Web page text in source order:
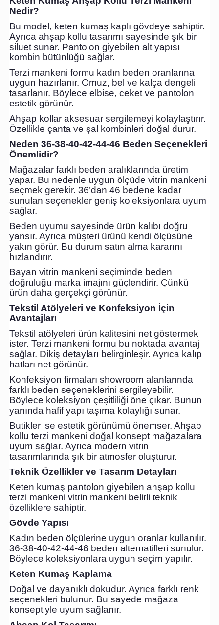
Nedir?
Bu model, keten kumaş kaplı gövdeye sahiptir.
Ayrıca ahşap kollu tasarımı sayesinde şık bir
siluet sunar. Pantolon giyebilen alt yapısı
kombin bütünlüğü sağlar.
Terzi mankeni formu kadın beden oranlarına
uygun hazırlanır. Omuz, bel ve kalça dengeli
tasarlanır. Böylece elbise, ceket ve pantolon
estetik görünür.
Ahşap kollar aksesuar sergilemeyi kolaylaştırır.
Özellikle çanta ve şal kombinleri doğal durur.
Neden 36-38-40-42-44-46 Beden Seçenekleri
Önemlidir?
Mağazalar farklı beden aralıklarında üretim
yapar. Bu nedenle uygun ölçüde vitrin mankeni
seçmek gerekir. 36’dan 46 bedene kadar
sunulan seçenekler geniş koleksiyonlara uyum
sağlar.
Beden uyumu sayesinde ürün kalıbı doğru
yansır. Ayrıca müşteri ürünü kendi ölçüsüne
yakın görür. Bu durum satın alma kararını
hızlandırır.
Bayan vitrin mankeni seçiminde beden
doğruluğu marka imajını güçlendirir. Çünkü
ürün daha gerçekçi görünür.
Tekstil Atölyeleri ve Konfeksiyon İçin
Avantajları
Tekstil atölyeleri ürün kalitesini net göstermek
ister. Terzi mankeni formu bu noktada avantaj
sağlar. Dikiş detayları belirginleşir. Ayrıca kalıp
hatları net görünür.
Konfeksiyon firmaları showroom alanlarında
farklı beden seçeneklerini sergileyebilir.
Böylece koleksiyon çeşitliliği öne çıkar. Bunun
yanında hafif yapı taşıma kolaylığı sunar.
Butikler ise estetik görünümü önemser. Ahşap
kollu terzi mankeni doğal konsept mağazalara
uyum sağlar. Ayrıca modern vitrin
tasarımlarında şık bir atmosfer oluşturur.
Teknik Özellikler ve Tasarım Detayları
Keten kumaş pantolon giyebilen ahşap kollu
terzi mankeni vitrin mankeni belirli teknik
özelliklere sahiptir.
Gövde Yapısı
Kadın beden ölçülerine uygun oranlar kullanılır.
36-38-40-42-44-46 beden alternatifleri sunulur.
Böylece koleksiyonlara uygun seçim yapılır.
Keten Kumaş Kaplama
Doğal ve dayanıklı dokudur. Ayrıca farklı renk
seçenekleri bulunur. Bu sayede mağaza
konseptiyle uyum sağlanır.